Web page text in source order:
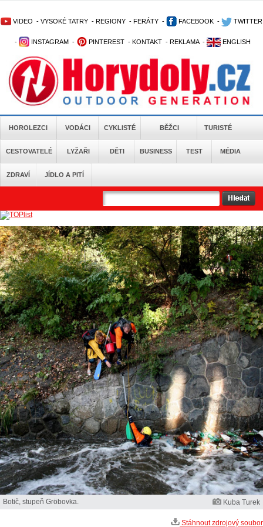
VIDEO - VYSOKÉ TATRY - REGIONY - FERÁTY - FACEBOOK - TWITTER
- INSTAGRAM - PINTEREST - KONTAKT - REKLAMA - ENGLISH
HOROLEZCI VODÁCI CYKLISTÉ BĚŽCI TURISTÉ
CESTOVATELÉ LYŽAŘI DĚTI BUSINESS TEST MÉDIA
ZDRAVÍ JÍDLO A PITÍ
Botič, stupeň Gröbovka. Kuba Turek
Stáhnout zdrojový soubor